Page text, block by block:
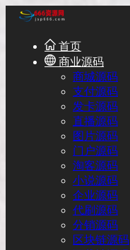
首页
商业源码
商城源码
支付源码
发卡源码
直播源码
图片源码
门户源码
淘客源码
小说源码
企业源码
代刷源码
分销源码
区块链源码